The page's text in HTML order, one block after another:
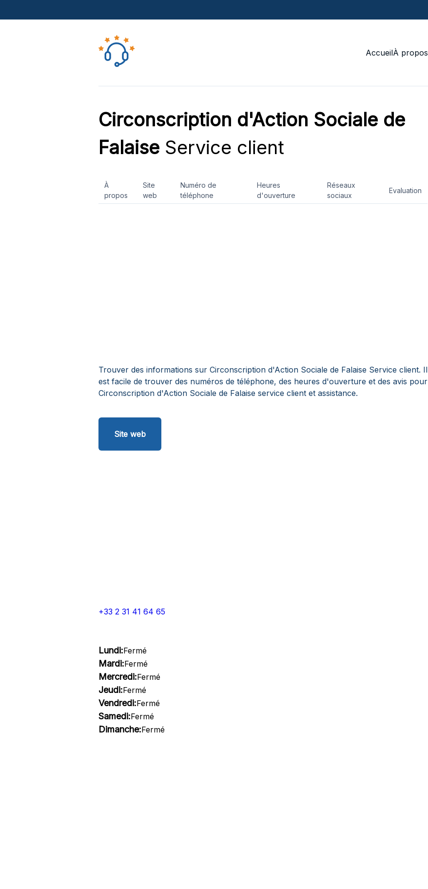
AccueilÀ propos
Circonscription d'Action Sociale de
FalaiseService client
À
propos
Site
web
Numéro de
téléphone
Heures
d'ouverture
Réseaux
sociaux
Evaluation
Trouver des informations sur Circonscription d'Action Sociale de Falaise Service client. Il
est facile de trouver des numéros de téléphone, des heures d'ouverture et des avis pour
Circonscription d'Action Sociale de Falaise service client et assistance.
Site web
+33 2 31 41 64 65
Lundi:Fermé
Mardi:Fermé
Mercredi:Fermé
Jeudi:Fermé
Vendredi:Fermé
Samedi:Fermé
Dimanche:Fermé